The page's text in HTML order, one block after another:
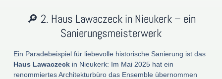
🔎 2. Haus Lawaczeck in Nieukerk – ein
Sanierungsmeisterwerk
Ein Paradebeispiel für liebevolle historische Sanierung ist das
Haus Lawaczeckin Nieukerk: Im Mai 2025 hat ein
renommiertes Architekturbüro das Ensemble übernommen